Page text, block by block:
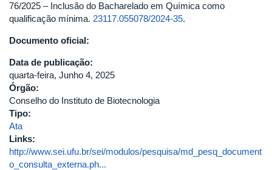
76/2025 – Inclusão do Bacharelado em Química como
qualificação mínima. 23117.055078/2024-35.
Documento oficial:
Data de publicação:
quarta-feira, Junho 4, 2025
Órgão:
Conselho do Instituto de Biotecnologia
Tipo:
Ata
Links:
http://www.sei.ufu.br/sei/modulos/pesquisa/md_pesq_document
o_consulta_externa.ph...